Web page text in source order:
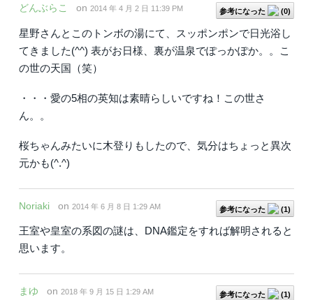
参考になった (0)
どんぶらこ on 2014 年 4 月 2 日 11:39 PM
星野さんとこのトンボの湯にて、スッポンポンで日光浴し
てきました(^^) 表がお日様、裏が温泉でぽっかぽか。。こ
の世の天国（笑）
・・・愛の5相の英知は素晴らしいですね！この世さ
ん。。
桜ちゃんみたいに木登りもしたので、気分はちょっと異次
元かも(^.^)
参考になった (1)
Noriaki on 2014 年 6 月 8 日 1:29 AM
王室や皇室の系図の謎は、DNA鑑定をすれば解明されると
思います。
参考になった (1)
まゆ on 2018 年 9 月 15 日 1:29 AM